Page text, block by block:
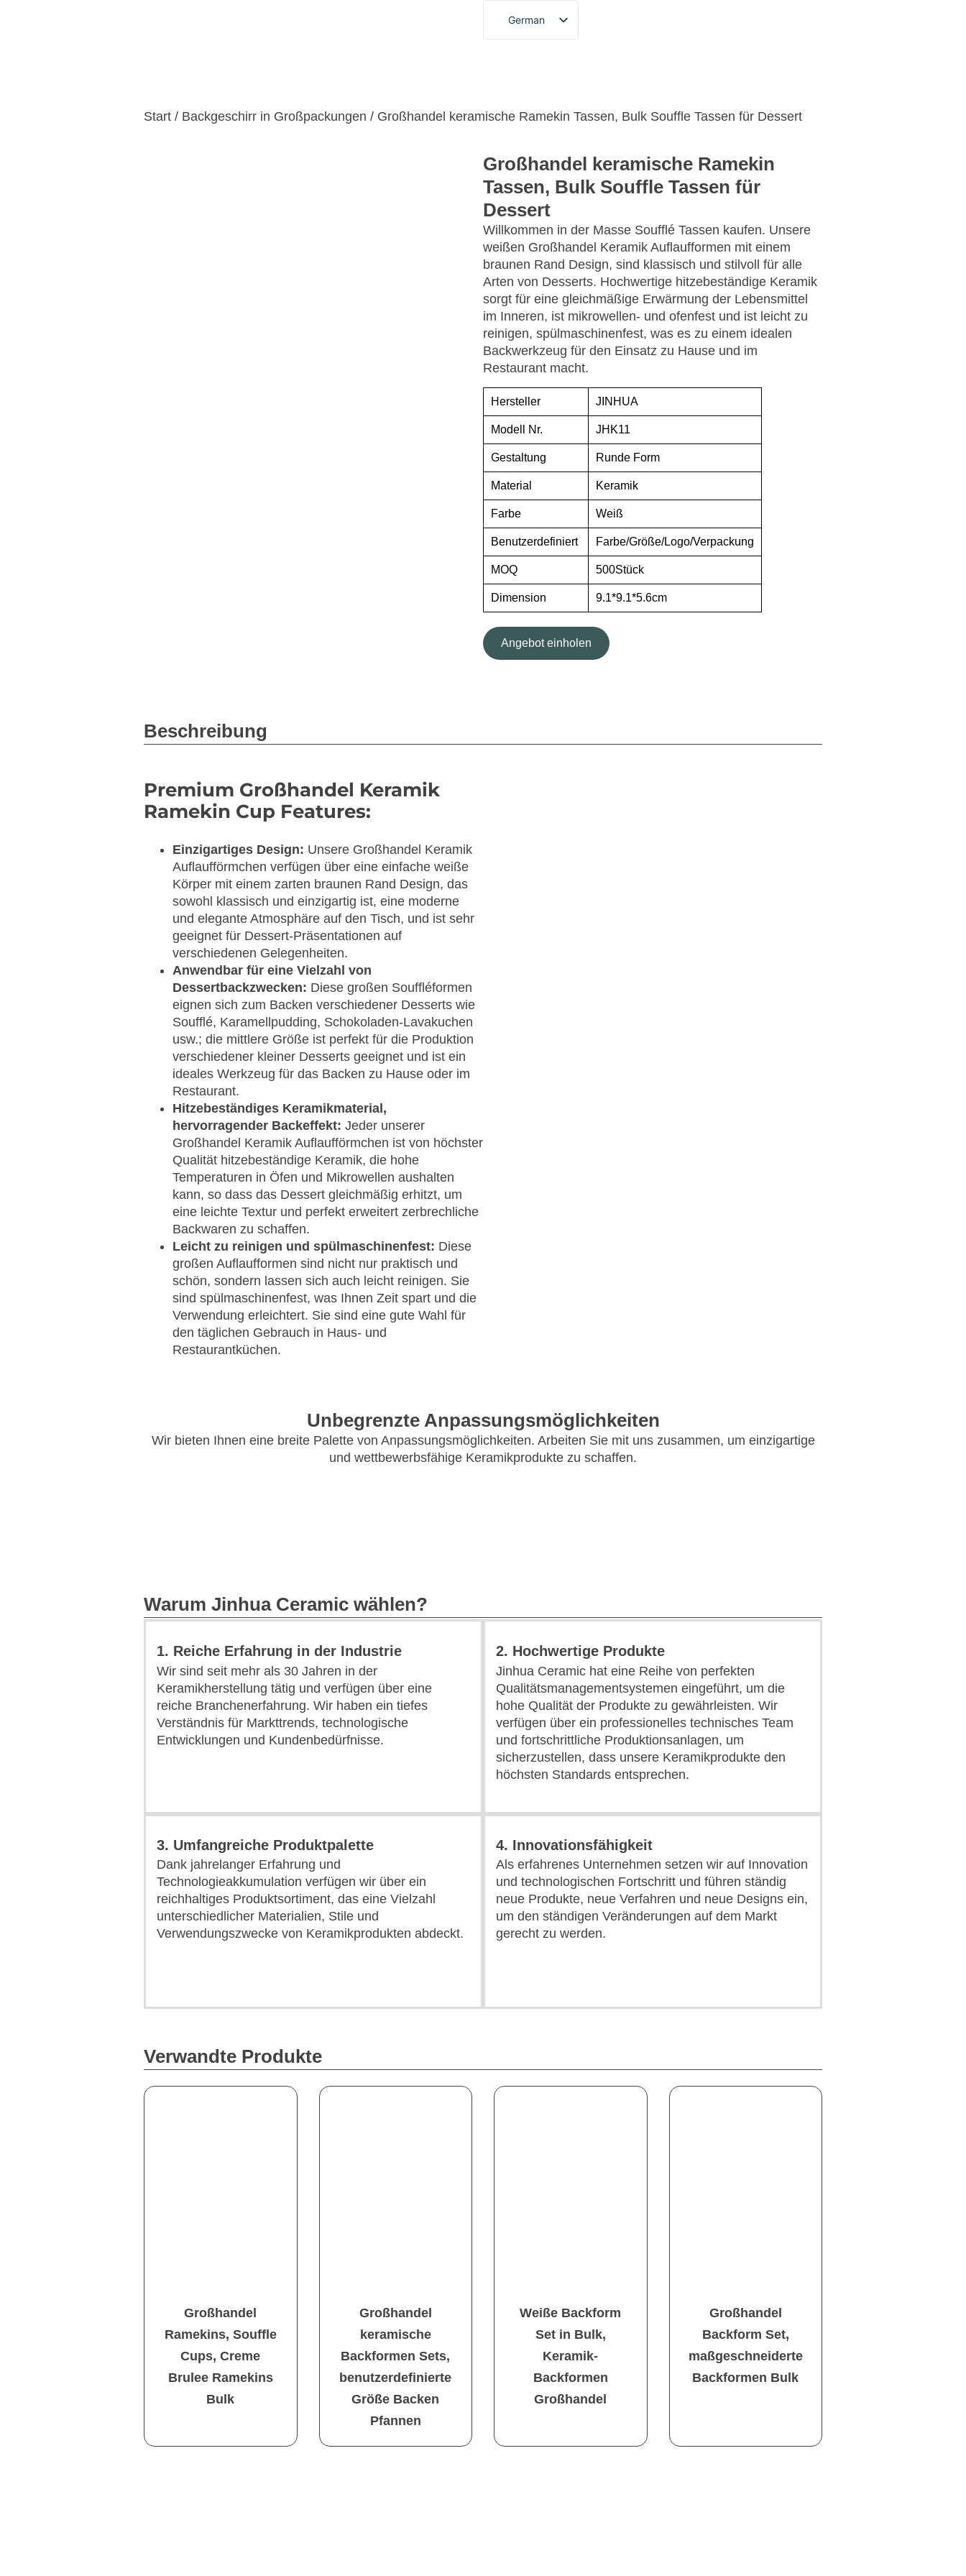
German
English
Portuguese
Japanese
Korean
Start / Backgeschirr in Großpackungen / Großhandel keramische Ramekin Tassen, Bulk Souffle Tassen für Dessert
Großhandel keramische Ramekin
Tassen, Bulk Souffle Tassen für
Dessert
Willkommen in der Masse Soufflé Tassen kaufen. Unsere
weißen Großhandel Keramik Auflaufformen mit einem
braunen Rand Design, sind klassisch und stilvoll für alle
Arten von Desserts. Hochwertige hitzebeständige Keramik
sorgt für eine gleichmäßige Erwärmung der Lebensmittel
im Inneren, ist mikrowellen- und ofenfest und ist leicht zu
reinigen, spülmaschinenfest, was es zu einem idealen
Backwerkzeug für den Einsatz zu Hause und im
Restaurant macht.
Hersteller JINHUA
Modell Nr. JHK11
Gestaltung Runde Form
Material Keramik
Farbe Weiß
Benutzerdefiniert Farbe/Größe/Logo/Verpackung
MOQ 500Stück
Dimension 9.1*9.1*5.6cm
Angebot einholen
Beschreibung
Premium Großhandel Keramik
Ramekin Cup Features:
Einzigartiges Design: Unsere Großhandel Keramik
Auflaufförmchen verfügen über eine einfache weiße
Körper mit einem zarten braunen Rand Design, das
sowohl klassisch und einzigartig ist, eine moderne
und elegante Atmosphäre auf den Tisch, und ist sehr
geeignet für Dessert-Präsentationen auf
verschiedenen Gelegenheiten.
Anwendbar für eine Vielzahl von
Dessertbackzwecken: Diese großen Souffléformen
eignen sich zum Backen verschiedener Desserts wie
Soufflé, Karamellpudding, Schokoladen-Lavakuchen
usw.; die mittlere Größe ist perfekt für die Produktion
verschiedener kleiner Desserts geeignet und ist ein
ideales Werkzeug für das Backen zu Hause oder im
Restaurant.
Hitzebeständiges Keramikmaterial,
hervorragender Backeffekt: Jeder unserer
Großhandel Keramik Auflaufförmchen ist von höchster
Qualität hitzebeständige Keramik, die hohe
Temperaturen in Öfen und Mikrowellen aushalten
kann, so dass das Dessert gleichmäßig erhitzt, um
eine leichte Textur und perfekt erweitert zerbrechliche
Backwaren zu schaffen.
Leicht zu reinigen und spülmaschinenfest: Diese
großen Auflaufformen sind nicht nur praktisch und
schön, sondern lassen sich auch leicht reinigen. Sie
sind spülmaschinenfest, was Ihnen Zeit spart und die
Verwendung erleichtert. Sie sind eine gute Wahl für
den täglichen Gebrauch in Haus- und
Restaurantküchen.
Unbegrenzte Anpassungsmöglichkeiten
Wir bieten Ihnen eine breite Palette von Anpassungsmöglichkeiten. Arbeiten Sie mit uns zusammen, um einzigartige
und wettbewerbsfähige Keramikprodukte zu schaffen.
Warum Jinhua Ceramic wählen?
1. Reiche Erfahrung in der Industrie
Wir sind seit mehr als 30 Jahren in der
Keramikherstellung tätig und verfügen über eine
reiche Branchenerfahrung. Wir haben ein tiefes
Verständnis für Markttrends, technologische
Entwicklungen und Kundenbedürfnisse.
2. Hochwertige Produkte
Jinhua Ceramic hat eine Reihe von perfekten
Qualitätsmanagementsystemen eingeführt, um die
hohe Qualität der Produkte zu gewährleisten. Wir
verfügen über ein professionelles technisches Team
und fortschrittliche Produktionsanlagen, um
sicherzustellen, dass unsere Keramikprodukte den
höchsten Standards entsprechen.
3. Umfangreiche Produktpalette
Dank jahrelanger Erfahrung und
Technologieakkumulation verfügen wir über ein
reichhaltiges Produktsortiment, das eine Vielzahl
unterschiedlicher Materialien, Stile und
Verwendungszwecke von Keramikprodukten abdeckt.
4. Innovationsfähigkeit
Als erfahrenes Unternehmen setzen wir auf Innovation
und technologischen Fortschritt und führen ständig
neue Produkte, neue Verfahren und neue Designs ein,
um den ständigen Veränderungen auf dem Markt
gerecht zu werden.
Verwandte Produkte
Großhandel
Ramekins, Souffle
Cups, Creme
Brulee Ramekins
Bulk
Großhandel
keramische
Backformen Sets,
benutzerdefinierte
Größe Backen
Pfannen
Weiße Backform
Set in Bulk,
Keramik-
Backformen
Großhandel
Großhandel
Backform Set,
maßgeschneiderte
Backformen Bulk